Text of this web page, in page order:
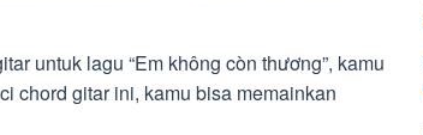
untuk lagu “Em không còn thương”, kamu
chord gitar ini, kamu bisa memainkan